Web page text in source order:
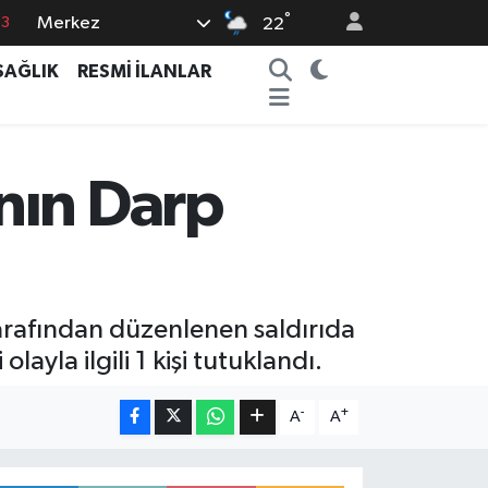
Merkez 22°
RESMİ İLANLAR
Darp
düzenlenen saldırıda
ilgili 1 kişi tutuklandı.
A- A+